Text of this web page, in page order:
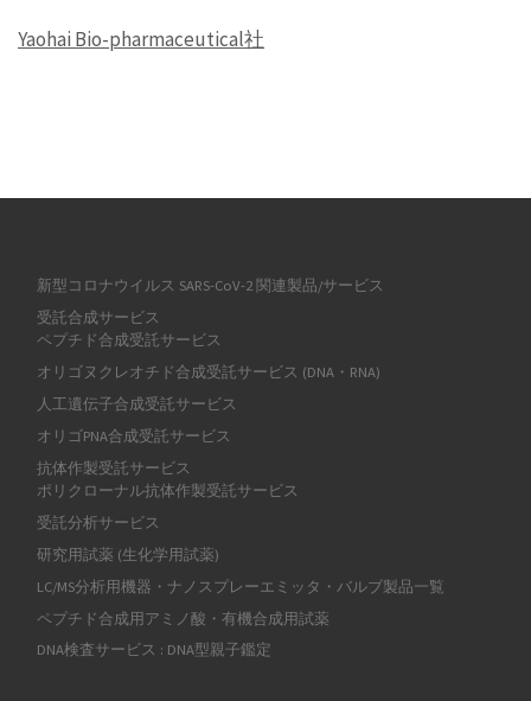
Yaohai Bio-pharmaceutical社
新型コロナウイルス SARS-CoV-2 関連製品/サービス
受託合成サービス
ペプチド合成受託サービス
オリゴヌクレオチド合成受託サービス (DNA・RNA)
人工遺伝子合成受託サービス
オリゴPNA合成受託サービス
抗体作製受託サービス
ポリクローナル抗体作製受託サービス
受託分析サービス
研究用試薬 (生化学用試薬)
LC/MS分析用機器・ナノスプレーエミッタ・バルブ製品一覧
ペプチド合成用アミノ酸・有機合成用試薬
DNA検査サービス : DNA型親子鑑定